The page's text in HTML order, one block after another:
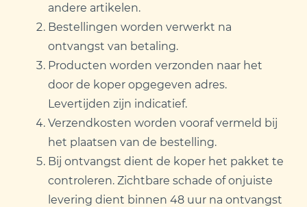
andere artikelen.
Bestellingen worden verwerkt na
ontvangst van betaling.
Producten worden verzonden naar het
door de koper opgegeven adres.
Levertijden zijn indicatief.
Verzendkosten worden vooraf vermeld bij
het plaatsen van de bestelling.
Bij ontvangst dient de koper het pakket te
controleren. Zichtbare schade of onjuiste
levering dient binnen 48 uur na ontvangst